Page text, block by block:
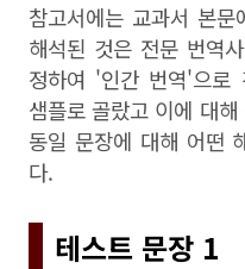
참고서에는 교과서 본
해석된 것은 전문 번역
정하여 '인간 번역'으로
샘플로 골랐고 이에 대
동일 문장에 대해 어떤
다.
테스트 문장 1